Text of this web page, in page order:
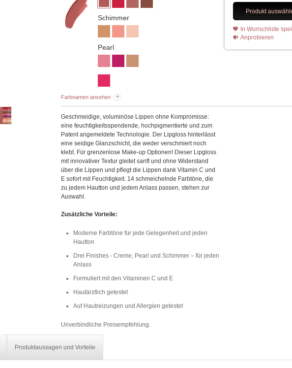
Schimmer
Pearl
Farbnamen ansehen
Produkt
In Wunschliste
Anprobieren
Geschmeidige, voluminöse Lippen ohne Kompromisse:
eine feuchtigkeitsspendende, hochpigmentierte und zum
Patent angemeldete Technologie. Der Lipgloss hinterlässt
eine seidige Glanzschicht, die weder verschmiert noch
klebt. Für grenzenlose Make-up Optionen! Dieser Lipgloss
mit innovativer Textur gleitet sanft und ohne Widerstand
über die Lippen und pflegt die Lippen dank Vitamin C und
E sofort mit Feuchtigkeit. 14 schmeichelnde Farbtöne, die
zu jedem Hautton und jedem Anlass passen, stehen zur
Auswahl.
Zusätzliche Vorteile:
Moderne Farbtöne für jede Gelegenheit und jeden
Hautton
Drei Finishes - Creme, Pearl und Schimmer – für jeden
Anlass
Formuliert mit den Vitaminen C und E
Hautärztlich getestet
Auf Hautreizungen und Allergien getestet
Unverbindliche Preisempfehlung.
Produktaussagen und Vorteile